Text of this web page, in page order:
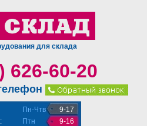
для склада
626-60-20
Пн-Чтв
Птн
9-17
9-16